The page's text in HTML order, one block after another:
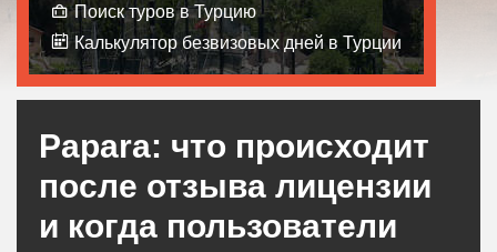
Поиск туров в Турцию
Калькулятор безвизовых дней в Турции
Papara: что происходит
после отзыва лицензии
и когда пользователи